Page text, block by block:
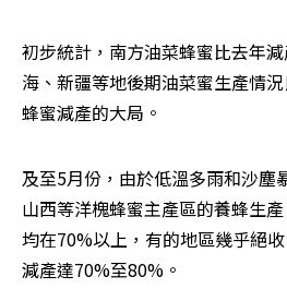
初步統計，南方油菜蜂蜜比去年
海、新疆等地後期油菜蜜生產情
蜂蜜減產的大局。
及至5月份，由於低溫多雨和沙塵
山西等洋槐蜂蜜主產區的養蜂生
均在70%以上，有的地區幾乎絕
減產達70%至80%。